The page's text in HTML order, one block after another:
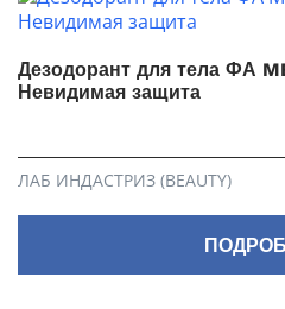
Дезодорант для тела ФА
Невидимая защита
ЛАБ ИНДАСТРИЗ (BEAUTY)